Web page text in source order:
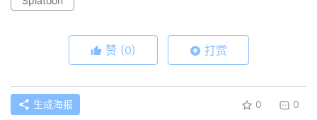
赞 (0) 打赏
生成海报 0 0